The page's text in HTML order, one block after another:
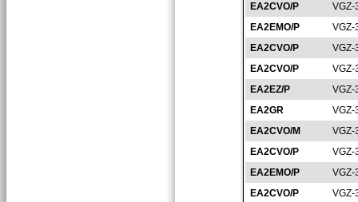
EA2CVO/P
VGZ-
EA2EMO/P
VGZ-
EA2CVO/P
VGZ-
EA2CVO/P
VGZ-
EA2EZ/P
VGZ-
EA2GR
VGZ-
EA2CVO/M
VGZ-
EA2CVO/P
VGZ-
EA2EMO/P
VGZ-
EA2CVO/P
VGZ-